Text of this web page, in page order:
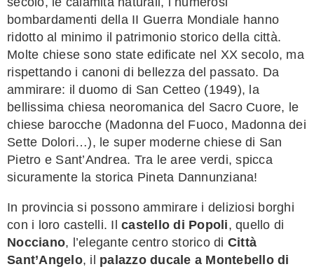
bombardamenti della II Guerra Mondiale hanno
ridotto al minimo il patrimonio storico della città.
Molte chiese sono state edificate nel XX secolo, ma
rispettando i canoni di bellezza del passato. Da
ammirare: il duomo di San Cetteo (1949), la
bellissima chiesa neoromanica del Sacro Cuore, le
chiese barocche (Madonna del Fuoco, Madonna dei
Sette Dolori…), le super moderne chiese di San
Pietro e Sant’Andrea. Tra le aree verdi, spicca
sicuramente la storica Pineta Dannunziana!
In provincia si possono ammirare i deliziosi borghi
con i loro castelli. Il castello di Popoli, quello di
Nocciano, l’elegante centro storico di Città
Sant’Angelo, il palazzo ducale a Montebello di